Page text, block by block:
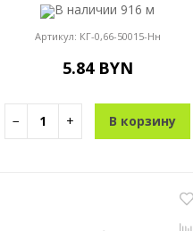
В наличии 916 м
Артикул: КГ-0,66-50015-Нн
5.84 BYN
− + В корзину